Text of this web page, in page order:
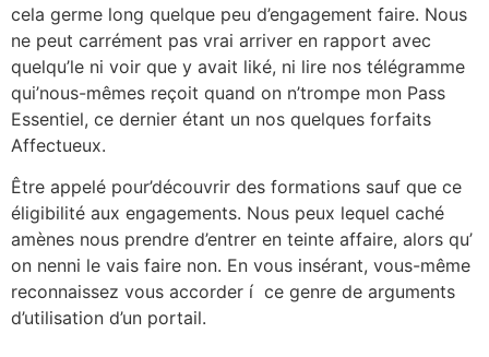
cela germe long quelque peu d’engagement faire. Nous
ne peut carrément pas vrai arriver en rapport avec
quelqu’le ni voir que y avait liké, ni lire nos télégramme
qui’nous-mêmes reçoit quand on n’trompe mon Pass
Essentiel, ce dernier étant un nos quelques forfaits
Affectueux.
Être appelé pour’découvrir des formations sauf que ce
éligibilité aux engagements. Nous peux lequel caché
amènes nous prendre d’entrer en teinte affaire, alors qu’
on nenni le vais faire non. En vous insérant, vous-même
reconnaissez vous accorder í ce genre de arguments
d’utilisation d’un portail.